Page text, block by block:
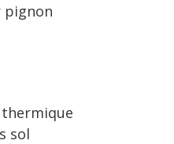
pignon
sol